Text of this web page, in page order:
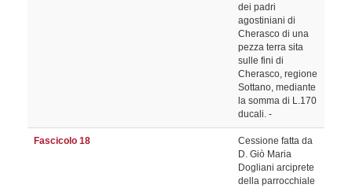
dei padri
agostiniani di
Cherasco di una
pezza terra sita
sulle fini di
Cherasco, regione
Sottano, mediante
la somma di L.170
ducali. -
Fascicolo 18
Cessione fatta da
D. Giò Maria
Dogliani arciprete
della parrocchiale